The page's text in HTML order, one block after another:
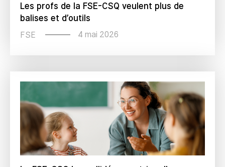
Les profs de la FSE-CSQ veulent plus de
balises et d’outils
FSE 4 mai 2026